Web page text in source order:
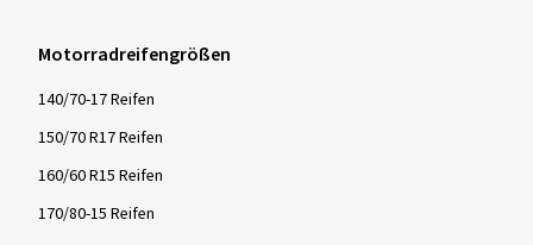
Motorradreifengrößen
140/70-17 Reifen
150/70 R17 Reifen
160/60 R15 Reifen
170/80-15 Reifen